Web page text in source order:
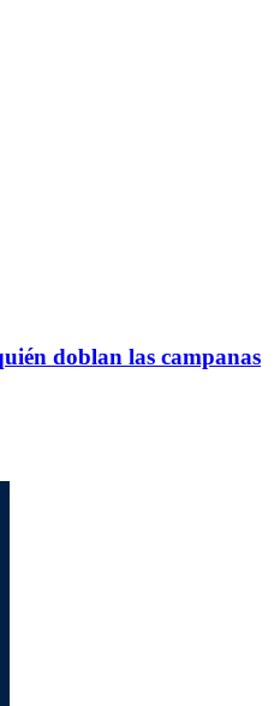
doblan las campanas